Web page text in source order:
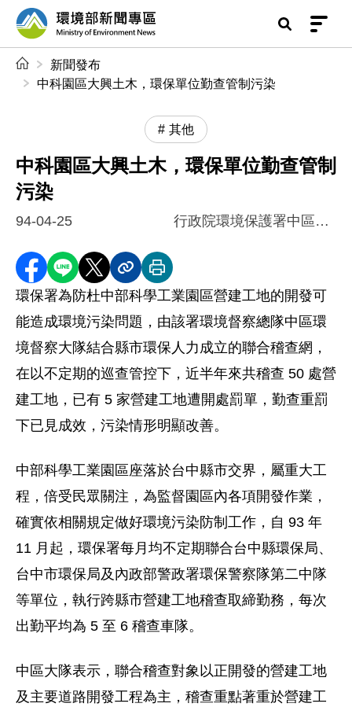
前往中央內容區塊
環境部新聞專區
新聞發布
中科園區大興土木，環保單位勤查管制污染
其他
中科園區大興土木，環保單位勤查管制
污染
94-04-25 行政院環境保護署中區督察大隊
分享至 Facebook
分享到 LINE
分享到 X分享內容連結
列印本頁
環保署為防杜中部科學工業園區營建工地的開發可
能造成環境污染問題，由該署環境督察總隊中區環
境督察大隊結合縣市環保人力成立的聯合稽查網，
在以不定期的巡查管控下，近半年來共稽查 50 處營
建工地，已有 5 家營建工地遭開處罰單，勤查重罰
下已見成效，污染情形明顯改善。
中部科學工業園區座落於台中縣市交界，屬重大工
程，倍受民眾關注，為監督園區內各項開發作業，
確實依相關規定做好環境污染防制工作，自 93 年
11 月起，環保署每月均不定期聯合台中縣環保局、
台中市環保局及內政部警政署環保警察隊第二中隊
等單位，執行跨縣市營建工地稽查取締勤務，每次
出勤平均為 5 至 6 稽查車隊。
中區大隊表示，聯合稽查對象以正開發的營建工地
及主要道路開發工程為主，稽查重點著重於營建工